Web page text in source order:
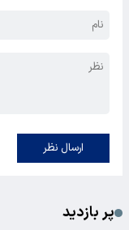
ارسال نظر
پر بازدید